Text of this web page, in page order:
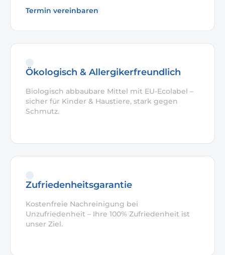
Termin vereinbaren
Ökologisch & Allergikerfreundlich
Biologisch abbaubare Mittel mit EU-Ecolabel –
sicher für Kinder & Haustiere, stark gegen
Schmutz.
Zufriedenheitsgarantie
Kostenfreie Nachreinigung bei
Unzufriedenheit – Ihre 100% Zufriedenheit ist
unser Ziel.